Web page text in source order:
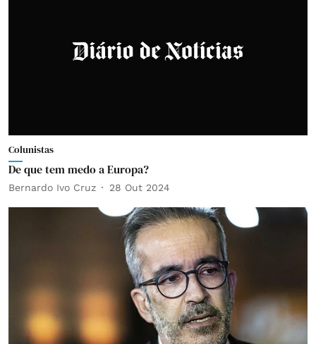
Colunistas
De que tem medo a Europa?
Bernardo Ivo Cruz 28 Out 2024